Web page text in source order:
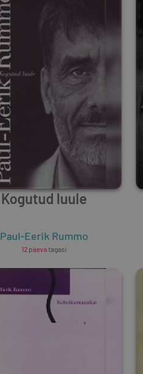
Kogutud luule
Paul-Eerik Rummo
12 päevatagasi